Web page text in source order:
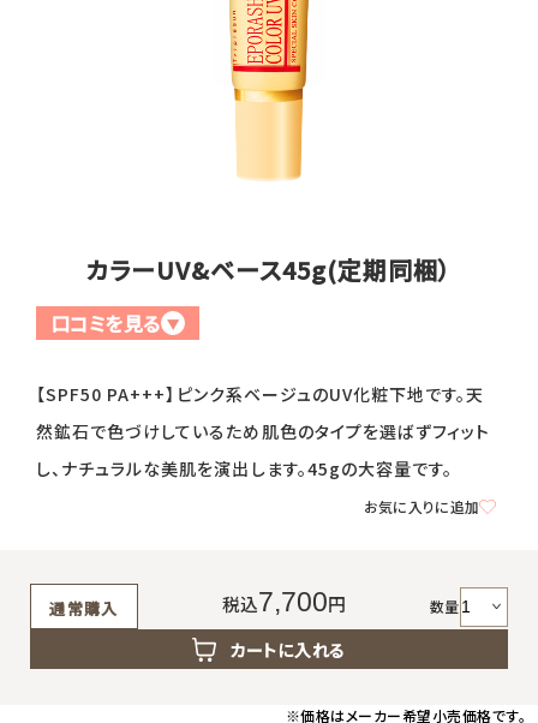
スキンケア
メイクアップ
サプリメント
乾燥
毛穴
シミ・くすみ
メンバー特典
お支払方法
よくあるご質問
定期便サービス対象商品
会社概要 プライバシーポリシー
カラーUV&ベース45g(定期同梱）
口コミを見る ▼
【SPF50 PA+++】ピンク系ベージュのUV化粧下地です。天
然鉱石で色づけしているため肌色のタイプを選ばずフィット
し、ナチュラルな美肌を演出します。45gの大容量です。
お気に入りに追加
通常購入 税込7,700円 数量
カートに入れる
※価格はメーカー希望小売価格です。